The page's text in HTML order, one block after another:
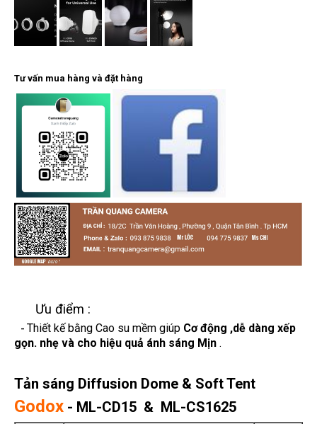
Tư vấn mua hàng và đặt hàng
Ưu điểm :
- Thiết kế bằng Cao su mềm giúp Cơ động ,dễ dàng xếp
gọn. nhẹ và cho hiệu quả ánh sáng Mịn .
Tản sáng Diffusion Dome & Soft Tent
Godox - ML-CD15 & ML-CS1625